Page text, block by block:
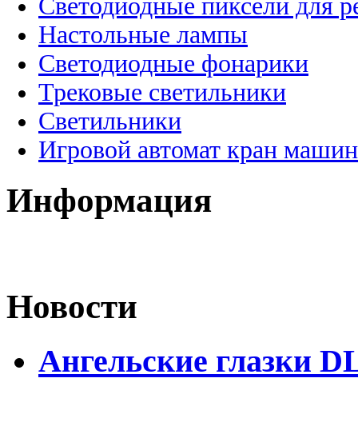
Светодиодные пиксели для
Настольные лампы
Светодиодные фонарики
Трековые светильники
Светильники
Игровой автомат кран
Информация
Новости
Ангельские глазки